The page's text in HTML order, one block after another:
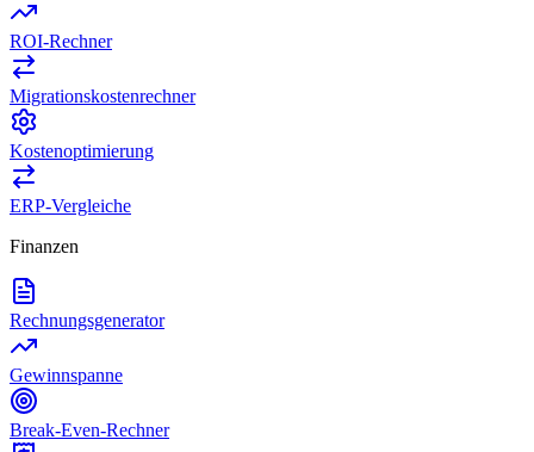
ROI-Rechner
Migrationskostenrechner
Kostenoptimierung
ERP-Vergleiche
Finanzen
Rechnungsgenerator
Gewinnspanne
Break-Even-Rechner